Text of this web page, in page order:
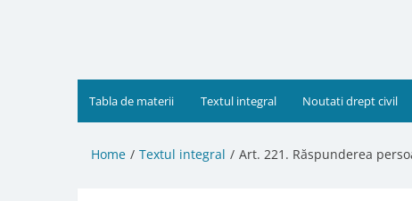
Tabla de materii Textul integral Noutati drept civil
Home Textul integral Art. 221. Răspunderea